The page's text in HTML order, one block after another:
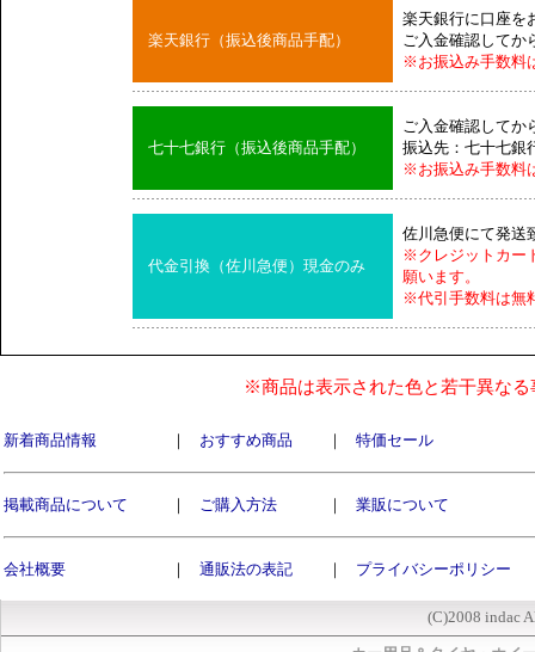
楽天銀行（振込後商品手配）
楽天銀行に口座を
ご入金確認してか
※お振込み手数料
七十七銀行（振込後商品手配）
ご入金確認してか
振込先：七十七銀
※お振込み手数料
代金引換（佐川急便）現金のみ
佐川急便にて発送
※クレジットカー
願います。
※代引手数料は無
※商品は表示された色と若干異な
新着商品情報 ｜ おすすめ商品 ｜ 特価セール
掲載商品について ｜ ご購入方法 ｜ 業販について
会社概要 ｜ 通販法の表記 ｜ プライバシーポリシー
(C)2008 indac